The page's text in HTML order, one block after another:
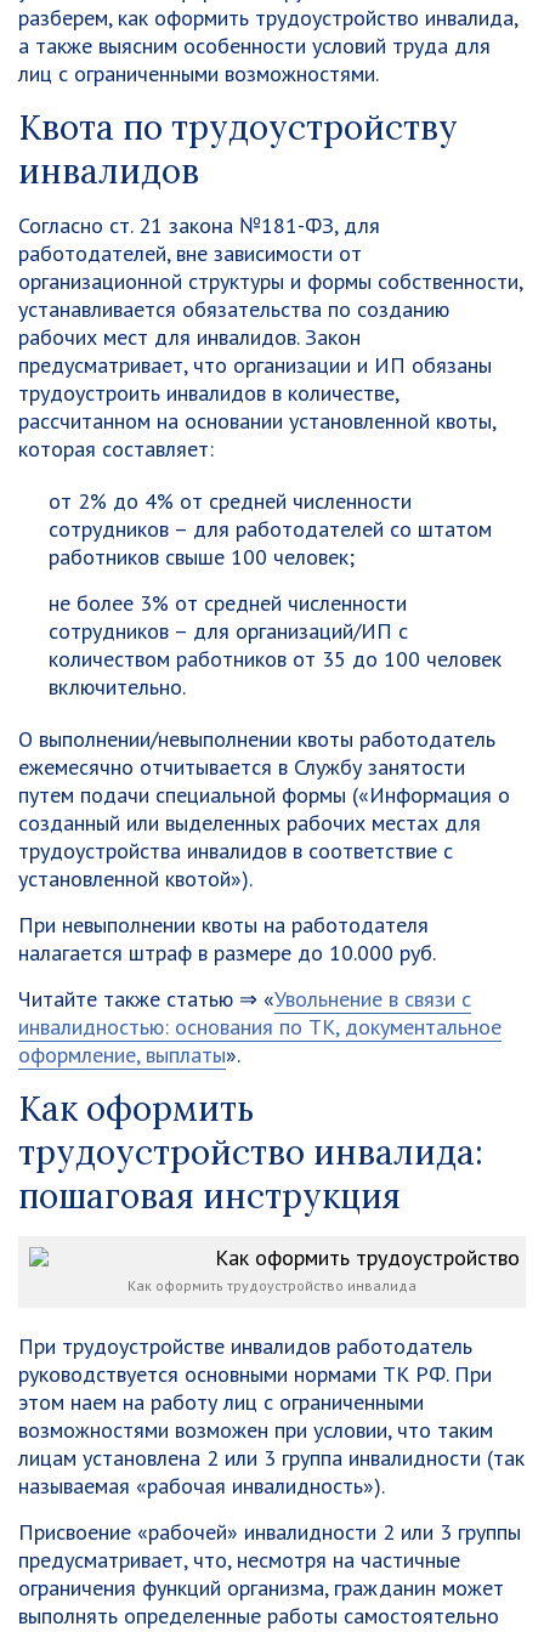
разберем, как оформить трудоустройство инвалида,
а также выясним особенности условий труда для
лиц с ограниченными возможностями.
Квота по трудоустройству
инвалидов
Согласно ст. 21 закона №181-ФЗ, для
работодателей, вне зависимости от
организационной структуры и формы собственности,
устанавливается обязательства по созданию
рабочих мест для инвалидов. Закон
предусматривает, что организации и ИП обязаны
трудоустроить инвалидов в количестве,
рассчитанном на основании установленной квоты,
которая составляет:
от 2% до 4% от средней численности
сотрудников – для работодателей со штатом
работников свыше 100 человек;
не более 3% от средней численности
сотрудников – для организаций/ИП с
количеством работников от 35 до 100 человек
включительно.
О выполнении/невыполнении квоты работодатель
ежемесячно отчитывается в Службу занятости
путем подачи специальной формы («Информация о
созданный или выделенных рабочих местах для
трудоустройства инвалидов в соответствие с
установленной квотой»).
При невыполнении квоты на работодателя
налагается штраф в размере до 10.000 руб.
Читайте также статью ⇒ «Увольнение в связи с
инвалидностью: основания по ТК, документальное
оформление, выплаты».
Как оформить
трудоустройство инвалида:
пошаговая инструкция
Как оформить трудоустройство инвалида
При трудоустройстве инвалидов работодатель
руководствуется основными нормами ТК РФ. При
этом наем на работу лиц с ограниченными
возможностями возможен при условии, что таким
лицам установлена 2 или 3 группа инвалидности (так
называемая «рабочая инвалидность»).
Присвоение «рабочей» инвалидности 2 или 3 группы
предусматривает, что, несмотря на частичные
ограничения функций организма, гражданин может
выполнять определенные работы самостоятельно